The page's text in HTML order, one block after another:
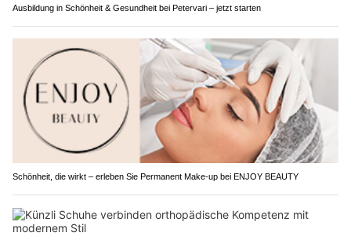
Ausbildung in Schönheit & Gesundheit bei Petervari – jetzt starten
Schönheit, die wirkt – erleben Sie Permanent Make-up bei ENJOY BEAUTY